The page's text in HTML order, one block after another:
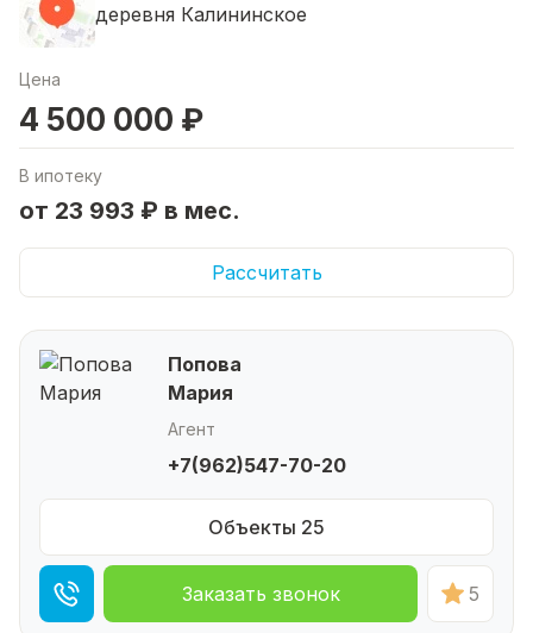
деревня Калининское
Цена
4 500 000 ₽
В ипотеку
от 23 993 ₽ в мес.
Рассчитать
Попова
Мария
Агент
+7(962)547-70-20
Объекты 25
Заказать звонок 5